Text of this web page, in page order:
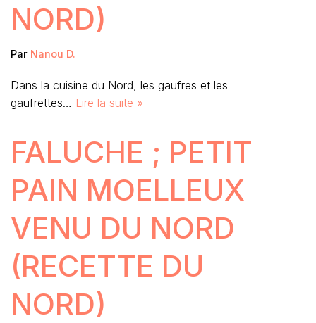
NORD)
Par Nanou D.
Dans la cuisine du Nord, les gaufres et les
gaufrettes… Lire la suite »
FALUCHE ; PETIT
PAIN MOELLEUX
VENU DU NORD
(RECETTE DU
NORD)